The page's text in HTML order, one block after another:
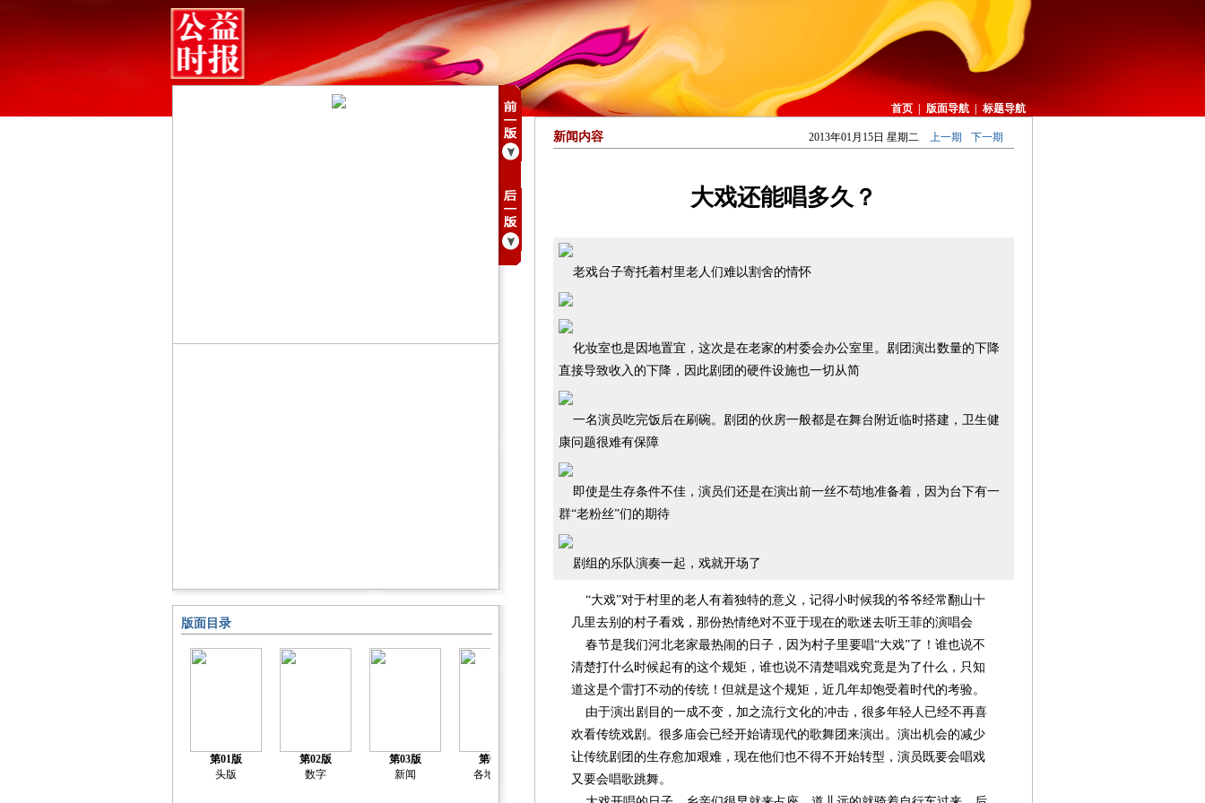
首页 版面导航 标题导航
版面目录
第01版
头版
第02版
数字
第03版
新闻
第04版
各地新闻
第05版
新闻
第06版
第07版
第08版
第10版
新闻内容 2013年01月15日 星期二 上一期 下一期
大戏还能唱多久？
老戏台子寄托着村里老人们难以割舍的情怀
化妆室也是因地置宜，这次是在老家的村委会办公室里。剧团演出数量的下降
直接导致收入的下降，因此剧团的硬件设施也一切从简
一名演员吃完饭后在刷碗。剧团的伙房一般都是在舞台附近临时搭建，卫生健
康问题很难有保障
即使是生存条件不佳，演员们还是在演出前一丝不苟地准备着，因为台下有一
群“老粉丝”们的期待
剧组的乐队演奏一起，戏就开场了
“大戏”对于村里的老人有着独特的意义，记得小时候我的爷爷经常翻山十
几里去别的村子看戏，那份热情绝对不亚于现在的歌迷去听王菲的演唱会
春节是我们河北老家最热闹的日子，因为村子里要唱“大戏”了！谁也说不
清楚打什么时候起有的这个规矩，谁也说不清楚唱戏究竟是为了什么，只知
道这是个雷打不动的传统！但就是这个规矩，近几年却饱受着时代的考验。
由于演出剧目的一成不变，加之流行文化的冲击，很多年轻人已经不再喜
欢看传统戏剧。很多庙会已经开始请现代的歌舞团来演出。演出机会的减少
让传统剧团的生存愈加艰难，现在他们也不得不开始转型，演员既要会唱戏
又要会唱歌跳舞。